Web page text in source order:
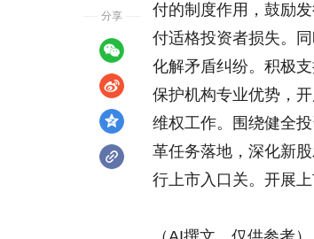
付的制度作用，鼓励
付适格投资者损失。
化解矛盾纠纷。积极
保护机构专业优势，
维权工作。围绕健全
革任务落地，深化新
行上市入口关。开展
分享